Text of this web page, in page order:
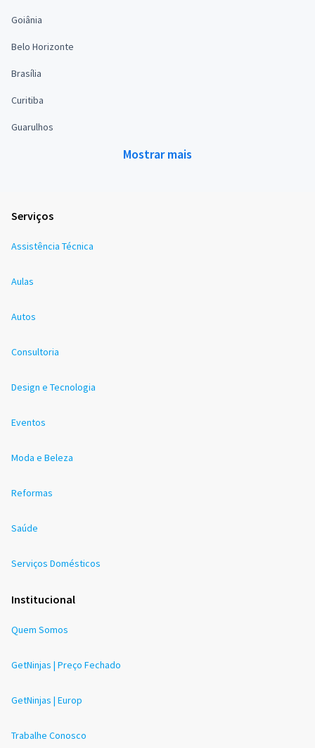
Goiânia
Belo Horizonte
Brasília
Curitiba
Guarulhos
Mostrar mais
Serviços
Assistência Técnica
Aulas
Autos
Consultoria
Design e Tecnologia
Eventos
Moda e Beleza
Reformas
Saúde
Serviços Domésticos
Institucional
Quem Somos
GetNinjas | Preço Fechado
GetNinjas | Europ
Trabalhe Conosco